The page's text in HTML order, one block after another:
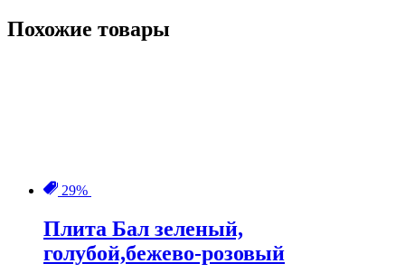
Похожие товары
29%
Плита Бал зеленый,
голубой,бежево-розовый